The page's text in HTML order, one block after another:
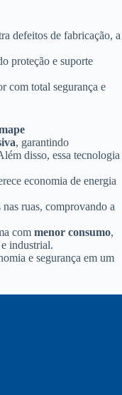
defeitos de fabricação, a
proteção e suporte
com total segurança e
, garantindo
disso, essa tecnologia
economia de energia
nas ruas, comprovando a
com menor consumo,
industrial.
e segurança em um